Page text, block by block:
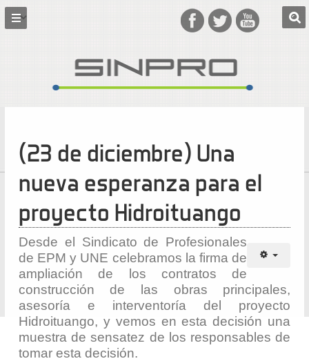
(23 de diciembre) Una
nueva esperanza para el
proyecto Hidroituango
Desde el Sindicato de Profesionales
de EPM y UNE celebramos la firma de
ampliación de los contratos de
construcción de las obras principales,
asesoría e interventoría del proyecto
Hidroituango, y vemos en esta decisión una
muestra de sensatez de los responsables de
tomar esta decisión.